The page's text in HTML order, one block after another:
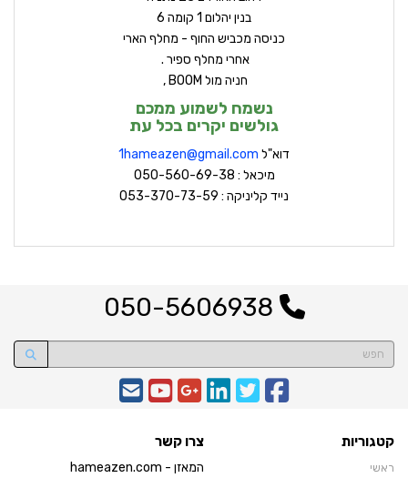
בנין יהלום 1 קומה 6
כניסה מכביש החוף - מחלף הארי
אחרי מחלף ספיר .
חניה מול BOOM ,
נשמח לשמוע ממכם
גולשים יקרים בכל עת
דוא"ל 1 hameazen@gmail.com
מיכאל : 050-560-69-38
נייד קליניקה : 053-370-73-59
קטגוריות
ראשי
צרו קשר
המאזן - hameazen.com